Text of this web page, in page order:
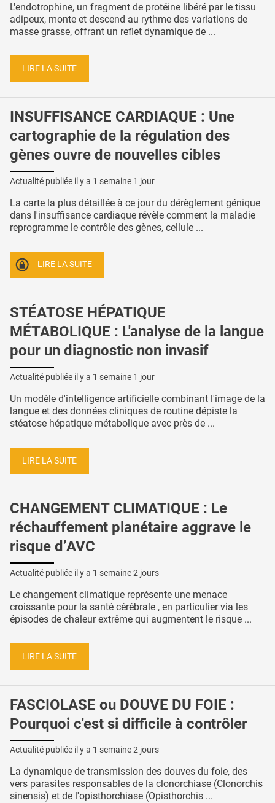
L'endotrophine, un fragment de protéine libéré par le tissu
adipeux, monte et descend au rythme des variations de
masse grasse, offrant un reflet dynamique de ...
LIRE LA SUITE
INSUFFISANCE CARDIAQUE : Une
cartographie de la régulation des
gènes ouvre de nouvelles cibles
Actualité publiée il y a 1 semaine 1 jour
La carte la plus détaillée à ce jour du dérèglement génique
dans l'insuffisance cardiaque révèle comment la maladie
reprogramme le contrôle des gènes, cellule ...
LIRE LA SUITE
STÉATOSE HÉPATIQUE
MÉTABOLIQUE : L'analyse de la langue
pour un diagnostic non invasif
Actualité publiée il y a 1 semaine 1 jour
Un modèle d'intelligence artificielle combinant l'image de la
langue et des données cliniques de routine dépiste la
stéatose hépatique métabolique avec près de ...
LIRE LA SUITE
CHANGEMENT CLIMATIQUE : Le
réchauffement planétaire aggrave le
risque d’AVC
Actualité publiée il y a 1 semaine 2 jours
Le changement climatique représente une menace
croissante pour la santé cérébrale , en particulier via les
épisodes de chaleur extrême qui augmentent le risque ...
LIRE LA SUITE
FASCIOLASE ou DOUVE DU FOIE :
Pourquoi c'est si difficile à contrôler
Actualité publiée il y a 1 semaine 2 jours
La dynamique de transmission des douves du foie, des
vers parasites responsables de la clonorchiase (Clonorchis
sinensis) et de l'opisthorchiase (Opisthorchis ...